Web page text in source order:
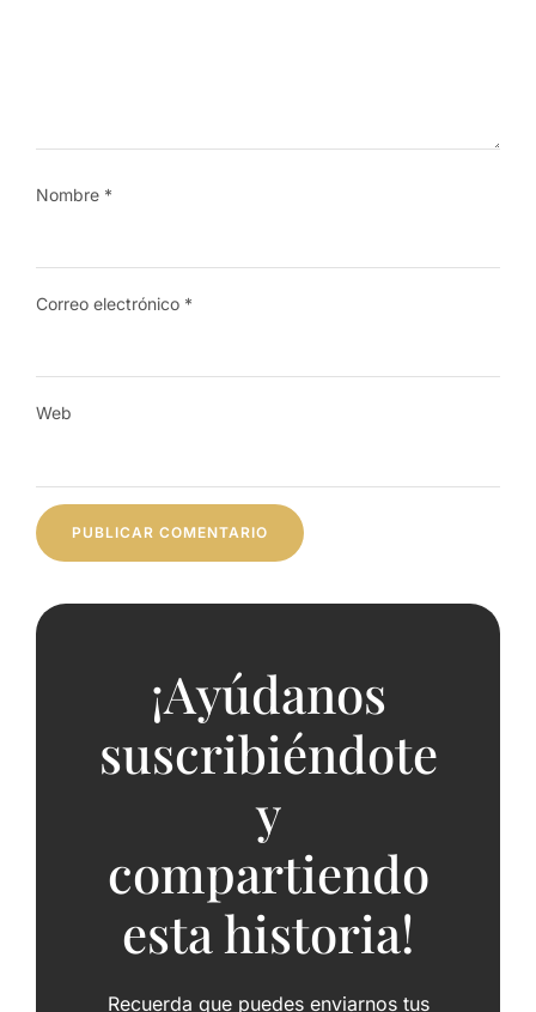
Nombre *
Correo electrónico *
Web
¡Ayúdanos
suscribiéndote
y
compartiendo
esta historia!
Recuerda que puedes enviarnos tus